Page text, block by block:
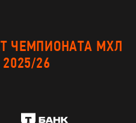
ЧЕМПИОНАТА МХЛ
26